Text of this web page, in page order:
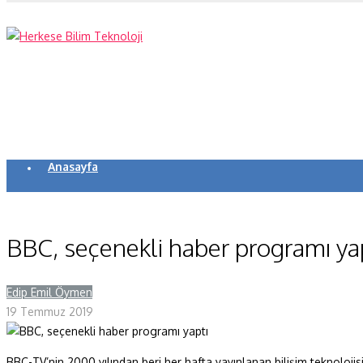
Anasayfa
Makaleler
Dergi Sayıları
Yaşam Bilimleri
BBC, seçenekli haber programı
Edip Emil Öymen
19 Temmuz 2019